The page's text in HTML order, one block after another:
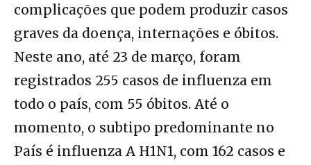
complicações que podem produzir casos
graves da doença, internações e óbitos.
Neste ano, até 23 de março, foram
registrados 255 casos de influenza em
todo o país, com 55 óbitos. Até o
momento, o subtipo predominante no
País é influenza A H1N1, com 162 casos e